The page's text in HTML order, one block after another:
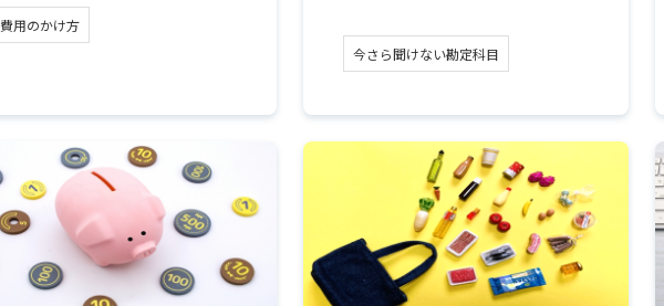
費用のかけ方
今さら聞けない勘定科目